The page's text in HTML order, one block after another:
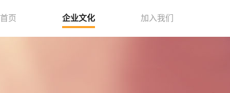
首页 企业文化 加入我们